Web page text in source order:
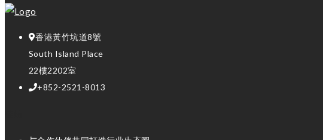
香港黃竹坑道8號
South Island Place
22樓2202室
+852-2521-8013